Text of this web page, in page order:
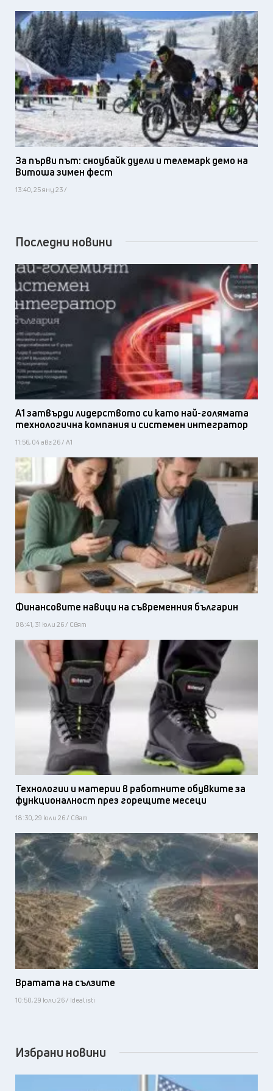
За първи път: сноубайк дуели и телемарк демо на
Витоша зимен фест
13:40, 25 яну 23 /
Последни новини
А1 затвърди лидерството си като най-голямата
технологична компания и системен интегратор
11:56, 04 авг 26 / А1
Финансовите навици на съвременния българин
08:41, 31 юли 26 / Свят
Технологии и материи в работните обувките за
функционалност през горещите месеци
18:30, 29 юли 26 / Свят
Вратата на сълзите
10:50, 29 юли 26 / Idealisti
Избрани новини